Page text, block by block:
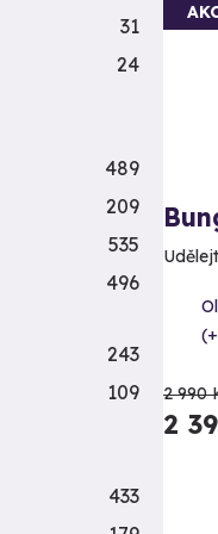
2 990
2
31
24
489
209
535
496
243
109
433